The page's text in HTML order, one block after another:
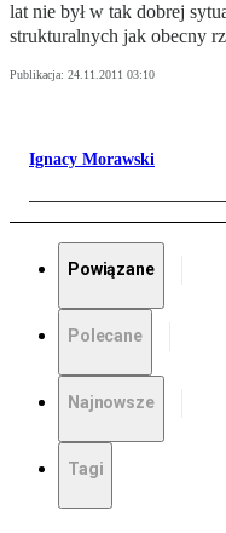
lat nie był w tak dobrej
strukturalnych jak obecny
Publikacja: 24.11.2011 03:10
Ignacy Morawski
Powiązane
Polecane
Najnowsze
Tagi